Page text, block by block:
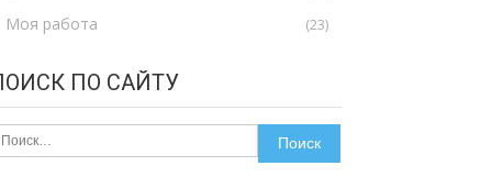
Моя работа (23)
ПО САЙТУ